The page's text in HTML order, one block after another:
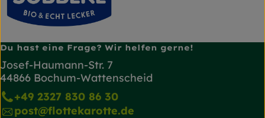
Du hast eine Frage? Wir helfen gerne!
Josef-Haumann-Str. 7
44866 Bochum-Wattenscheid
+49 2327 830 86 30
post@flottekarotte.de